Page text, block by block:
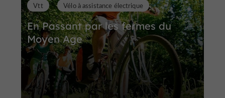
En Passant par les fermes du
Moyen Age
Vtt Vélo à assistance électrique